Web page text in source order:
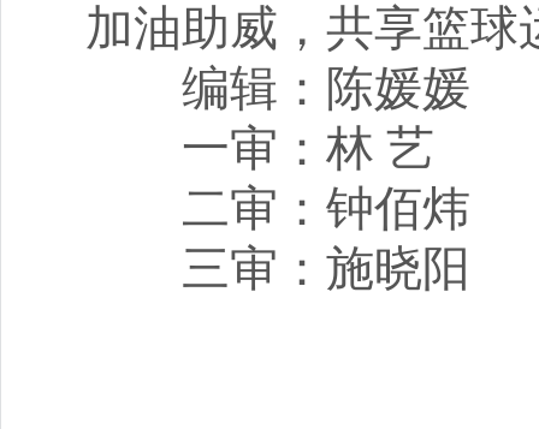
加油助威，共享篮
编辑：陈媛媛
一审：林 艺
二审：钟佰炜
三审：施晓阳